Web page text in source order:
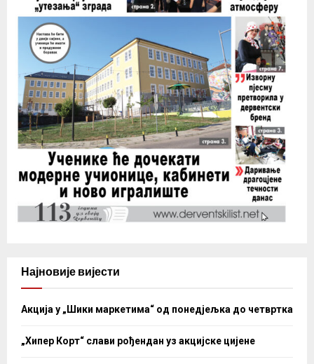
Најновије вијести
Акција у „Шики маркетима“ од понедјељка до четвртка
„Хипер Корт“ слави рођендан уз акцијске цијене